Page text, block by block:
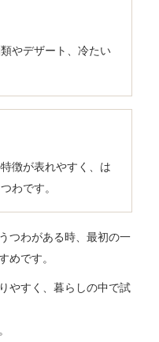
やデザート、冷たい
徴が表れやすく、は
わです。
つわがある時、最初の一
めです。
やすく、暮らしの中で試